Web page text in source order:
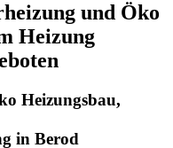
und Öko
Heizung
Heizungsbau,
in Berod